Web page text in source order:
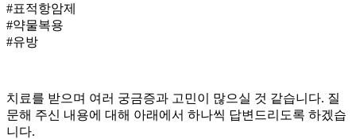
#표적항암제
#약물복용
#유방
치료를 받으며 여러 궁금증과 고민이 많으실 것 같습니다. 질
문해 주신 내용에 대해 아래에서 하나씩 답변드리도록 하겠습
니다.